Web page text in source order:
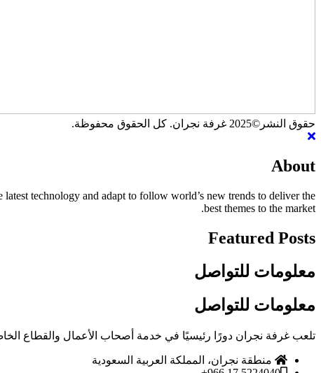
حقوق النشر©2025 غرفة نجران. كل الحقوق محفوظة.
About
technology and adapt to follow world’s new trends to deliver the
best themes to the market.
Featured Posts
معلومات للتواصل
معلومات للتواصل
تلعب غرفة نجران دورًا رئيسيًا في خدمة أصحاب الأعمال والقطاع
منطقة نجران، المملكة العربية السعودية